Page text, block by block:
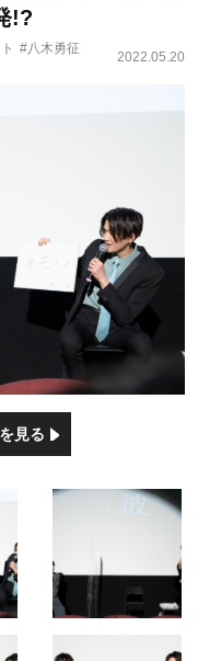
!?
#八木勇征
2022.05.20
見る